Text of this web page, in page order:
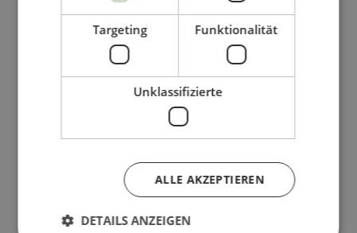
Targeting Funktionalität
Unklassifizierte
ALLE AKZEPTIEREN
DETAILS ANZEIGEN